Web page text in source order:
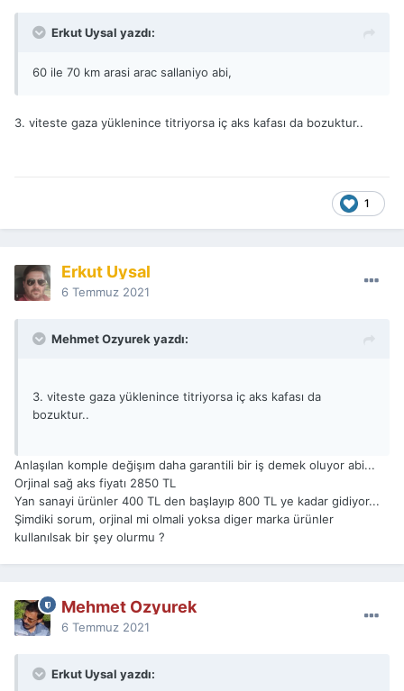
Erkut Uysal yazdı:
60 ile 70 km arasi arac sallaniyo abi,
3. viteste gaza yüklenince titriyorsa iç aks kafası da bozuktur..
1
Erkut Uysal
6 Temmuz 2021
Mehmet Ozyurek yazdı:
3. viteste gaza yüklenince titriyorsa iç aks kafası da
bozuktur..
Anlaşılan komple değişım daha garantili bir iş demek oluyor abi...
Orjinal sağ aks fiyatı 2850 TL
Yan sanayi ürünler 400 TL den başlayıp 800 TL ye kadar gidiyor...
Şimdiki sorum, orjinal mi olmali yoksa diger marka ürünler
kullanılsak bir şey olurmu ?
Mehmet Ozyurek
6 Temmuz 2021
Erkut Uysal yazdı: